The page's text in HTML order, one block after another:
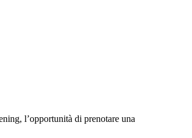
l’opportunità di prenotare una